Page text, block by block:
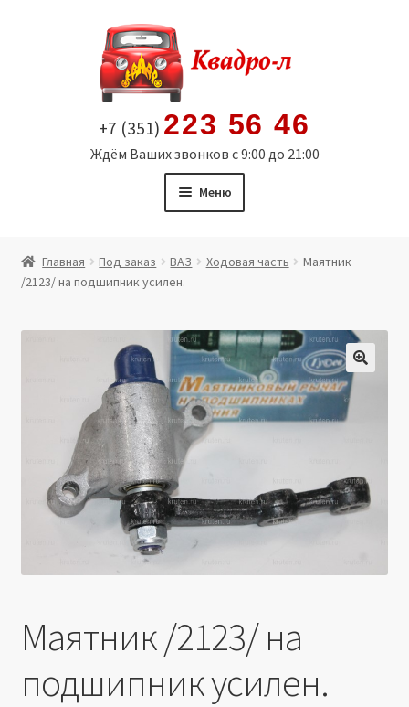
содержимому
+7 (351) 223 56 46
Ждём Ваших звонков с 9:00 до 21:00
Меню
Витрина
Мой аккаунт
Политика в отношении обработки персональных
Производители
Юридические данные
Главная Под заказ ВАЗ Ходовая часть
Маятник
/2123/ на подшипник усилен.
Маятник /2123/ на
подшипник усилен.